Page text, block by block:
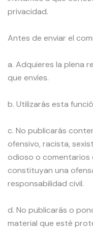
privacidad.
Antes de enviar el
a. Adquieres la plena
que envíes.
b. Utilizarás esta
c. No publicarás
ofensivo, racista,
odioso o comentarios
constituyan una
responsabilidad civil.
d. No publicarás o
material que esté